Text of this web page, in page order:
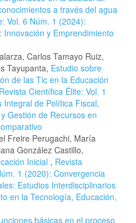
a través del agua
Vol. 6 Núm. 1 (2024):
Innovación y Emprendimiento
Carlos Tamayo Ruiz,
Tayupanta, Estudio sobre
de las Tic en la Educación
Revista Científica Élite: Vol. 1
Integral de Política Fiscal,
Gestión de Recursos en
Freire Perugachi, María
González Castillo,
Inicial , Revista
1 (2020): Convergencia
Estudios Interdisciplinarios
en la Tecnología, Educación,
básicas en el proceso